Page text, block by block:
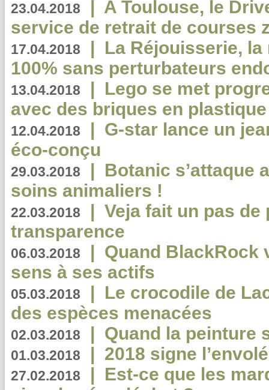
23.04.2018 | A Toulouse, le
service de retrait de courses
17.04.2018 | La Réjouisserie,
100% sans perturbateurs
13.04.2018 | Lego se met
avec des briques en
12.04.2018 | G-star lance un
éco-conçu
29.03.2018 | Botanic s’attaque
soins animaliers !
22.03.2018 | Veja fait un pas de
transparence
06.03.2018 | Quand BlackRock
sens à ses actifs
05.03.2018 | Le crocodile de
des espèces menacées
02.03.2018 | Quand la peinture
01.03.2018 | 2018 signe
27.02.2018 | Est-ce que les